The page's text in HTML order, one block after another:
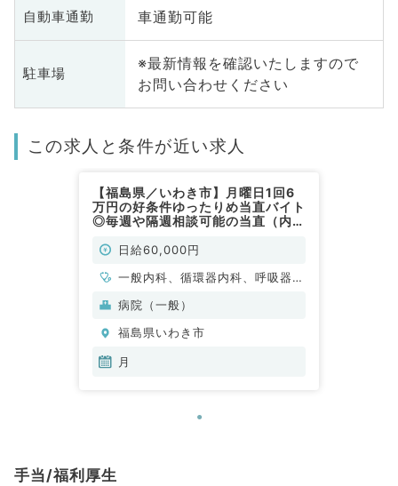
自動車通勤 車通勤可能
駐車場
※最新情報を確認いたしますので
お問い合わせください
この求人と条件が近い求人
【福島県／いわき市】月曜日1回6
万円の好条件ゆったりめ当直バイト
◎毎週や隔週相談可能の当直（内科
日給60,000円
一般内科、循環器内科、呼吸器内
科、消化器内科、内分泌・代謝内
病院（一般）
福島県いわき市
月
手当/福利厚生